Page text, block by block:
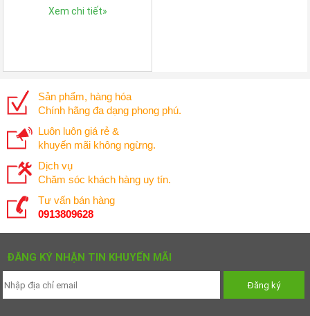
Xem chi tiết»
Sản phẩm, hàng hóa
Chính hãng đa dạng phong phú.
Luôn luôn giá rẻ &
khuyến mãi không ngừng.
Dịch vụ
Chăm sóc khách hàng uy tín.
Tư vấn bán hàng
0913809628
ĐĂNG KÝ NHẬN TIN KHUYẾN MÃI